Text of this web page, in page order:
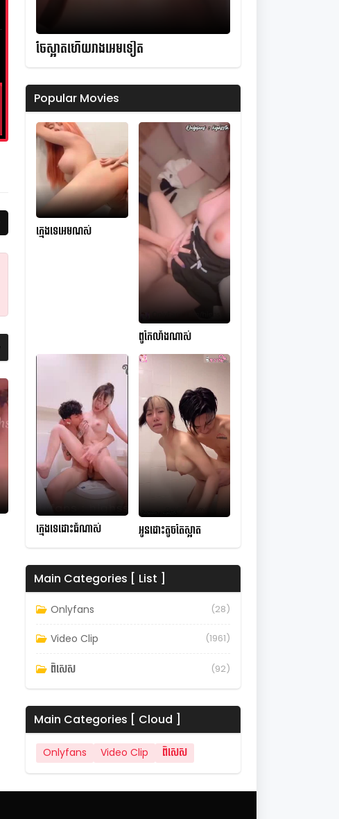
ចែស្អាតហើយរាងអេមទៀត
Popular Movies
ក្មេងទេអេមណស់
ពូកែលាំងណាស់
ក្មេងទេដោះធំណាស់ អូនដោះតូចតែស្អាត
Main Categories [ List ]
Onlyfans (28)
Video Clip (1961)
ពិសេស (92)
Main Categories [ Cloud ]
Onlyfans Video Clip ពិសេស